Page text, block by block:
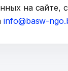
на сайте,
info@basw-